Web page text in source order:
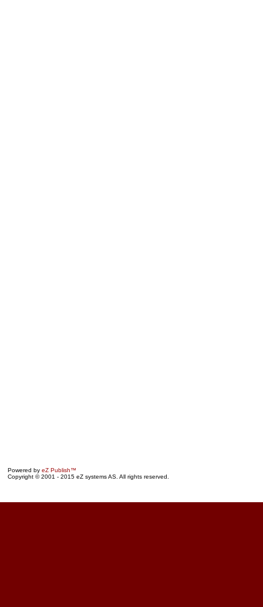
Powered by eZ Publish™
Copyright © 2001 - 2015 eZ systems AS. All rights reserved.